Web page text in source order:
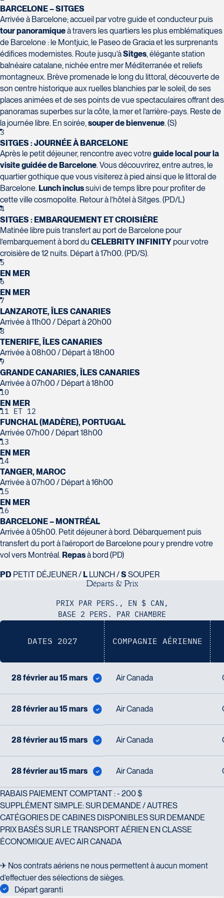
BARCELONE – SITGES
Arrivée à Barcelone; accueil par votre guide et conducteur puis
tour panoramiqueà travers les quartiers les plus emblématiques
de Barcelone : le Montjuic, le Paseo de Gracia et les surprenants
édifices modernistes. Route jusqu’àSitges, élégante station
balnéaire catalane, nichée entre mer Méditerranée et reliefs
montagneux. Brève promenade le long du littoral, découverte de
son centre historique aux ruelles blanchies par le soleil, de ses
places animées et de ses points de vue spectaculaires offrant des
panoramas superbes sur la côte, la mer et l’arrière-pays. Reste de
la journée libre. En soirée,souper de bienvenue. (S)
3
SITGES : JOURNÉE À BARCELONE
Après le petit déjeuner, rencontre avec votreguide local pour la
visite guidée de Barcelone. Vous découvrirez, entre autres, le
quartier gothique que vous visiterez à pied ainsi que le littoral de
Barcelone. Lunch inclussuivi de temps libre pour profiter de
cette ville cosmopolite. Retour à l’hôtel à Sitges. (PD/L)
4
SITGES : EMBARQUEMENT ET CROISIÈRE
Matinée libre puis transfert au port de Barcelone pour
l’embarquement à bord du CELEBRITY INFINITY pour votre
croisière de 12 nuits. Départ à 17h00. (PD/S).
5
EN MER
6
EN MER
7
LANZAROTE, ÎLES CANARIES
Arrivée à 11h00 / Départ à 20h00
8
TENERIFE, ÎLES CANARIES
Arrivée à 08h00 / Départ à 18h00
9
GRANDE CANARIES, ÎLES CANARIES
Arrivée à 07h00 / Départ à 18h00
10
EN MER
11 ET 12
FUNCHAL (MADÈRE), PORTUGAL
Arrivée 07h00 / Départ 18h00
13
EN MER
14
TANGER, MAROC
Arrivée à 07h00 / Départ à 16h00
15
EN MER
16
BARCELONE – MONTRÉAL
Arrivée à 05h00. Petit déjeuner à bord. Débarquement puis
transfert du port à l’aéroport de Barcelone pour y prendre votre
vol vers Montréal. Repasà bord (PD)
PD PETIT DÉJEUNER / L LUNCH /S SOUPER
Départs & Prix
PRIX PAR PERS., EN $ CAN,
BASE 2 PERS. PAR CHAMBRE
DATES 2027 COMPAGNIE AÉRIENNE
28 février au 15 mars Air Canada
28 février au 15 mars Air Canada
28 février au 15 mars Air Canada
28 février au 15 mars Air Canada
RABAIS PAIEMENT COMPTANT : - 200 $
SUPPLÉMENT SIMPLE: SUR DEMANDE / AUTRES
CATÉGORIES DE CABINES DISPONIBLES SUR DEMANDE
PRIX BASÉS SUR LE TRANSPORT AÉRIEN EN CLASSE
ÉCONOMIQUE AVEC AIR CANADA
✈ Nos contrats aériens ne nous permettent à aucun moment
d’effectuer des sélections de sièges.
Départ garanti
Voyages Nouveau-Monde
420 Boulevard Manseau
Joliette
J6E 3E1
Tél :450-755-5557 / 1-877-751-5557
Voyages Terre et Monde
1460 Chemin Gascon
Terrebonne
J6X 2Z5
Tél :450-964-3574
Voyages des Laurentides
939 Boulevard Albiny-Paquette
Mont-Laurier
J9L 3J1
Tél :819-623-2511 / 1-866-385-2511
Tél :450-688-6211 / 1-888-682-8616
1001 Boulevard de Montarville - local 39
Boucherville
J4B 6P5
Tél :450-655-1855 / 1-866-655-5736
Club Voyages Princesse
Granby
J2G 2Y4
Tél :450-372-4444
Voyages Action
230 Boulevard Sir-Wilfrid-Laurier
J3G 4G7
Tél :450-464-0363 / 1-800-331-0363
Voyages Boislard Poirier
2840 Boulevard Laframboise
Saint-Hyacinthe
J2S 4Z1
Tél :450-774-6436 / 1-800-561-2967
Voyages CAA Brossard
8940 Boulevard Leduc - Bureau 20
Brossard
J4Y 0G4
Tél :450-465-0620 / 1-844-869-2439
157 rue Principale
Granby
450-372-3624 / 1-800-361-0447
Voyages Jean-Pierre
Brossard
Voyages Tourbec Lapointe
1000 Boulevard Monseigneur Langlois -
Salaberry-de-Valleyfield
J6S 0J7
Tél :450-373-1475
La Forfaiterie Voyages
5401 Boulevard Des Galeries - Local 104
(porte H)
Québec
G2K 1N4
Tél :418-652-2400 / 1-888-848-1518
Le Voyagiste de Québec
3229 Chemin des Quatre-Bourgeois -
Suite 120QuébecG1W 0C1
Tél :418-977-4080 / 1-877-977-4080
Voyages CAA Place de la Cité
Cité
Québec
G1V 4T3
Voyages CAA Québec
500 rue Bouvier - Suite 202
Québec
G2J 1E3
Tél :418-624-8222 / 1-844-869-2439
Voyages Émotions
2 rue Pleau
Pont-Rouge
G3H 2G2
Tél :418-873-4515
Voyages Laurier du Vallon - Siège
2700 Boulevard Laurier - Édifice
Champlain, bureau 5000
Tél :418-653-1882 / 1-800-640-1882
2500 rue Beaurevoir, local 340
Québec
G2C 0M4
Tél :418-659-6650
SOUMETTRE